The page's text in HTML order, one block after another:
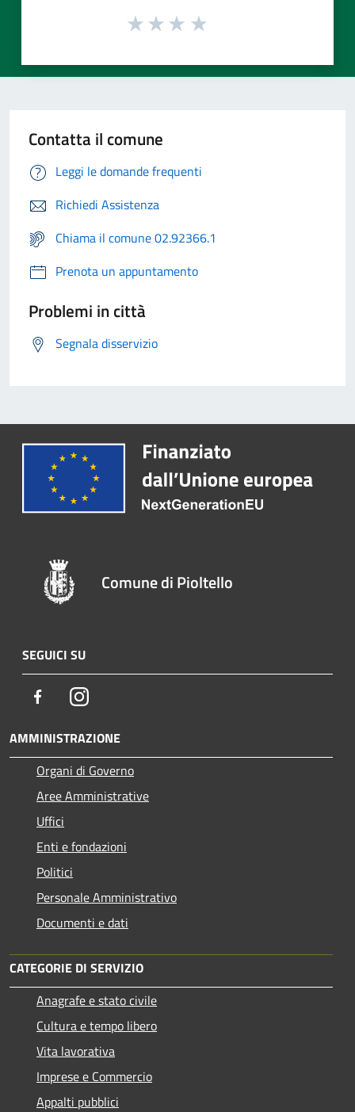
Contatta il comune
Leggi le domande frequenti
Richiedi Assistenza
Chiama il comune 02.92366.1
Prenota un appuntamento
Problemi in città
Segnala disservizio
Comune di Pioltello
SEGUICI SU
FacebookInstagram
AMMINISTRAZIONE
Organi di Governo
Aree Amministrative
Uffici
Enti e fondazioni
Politici
Personale Amministrativo
Documenti e dati
CATEGORIE DI SERVIZIO
Anagrafe e stato civile
Cultura e tempo libero
Vita lavorativa
Imprese e Commercio
Appalti pubblici